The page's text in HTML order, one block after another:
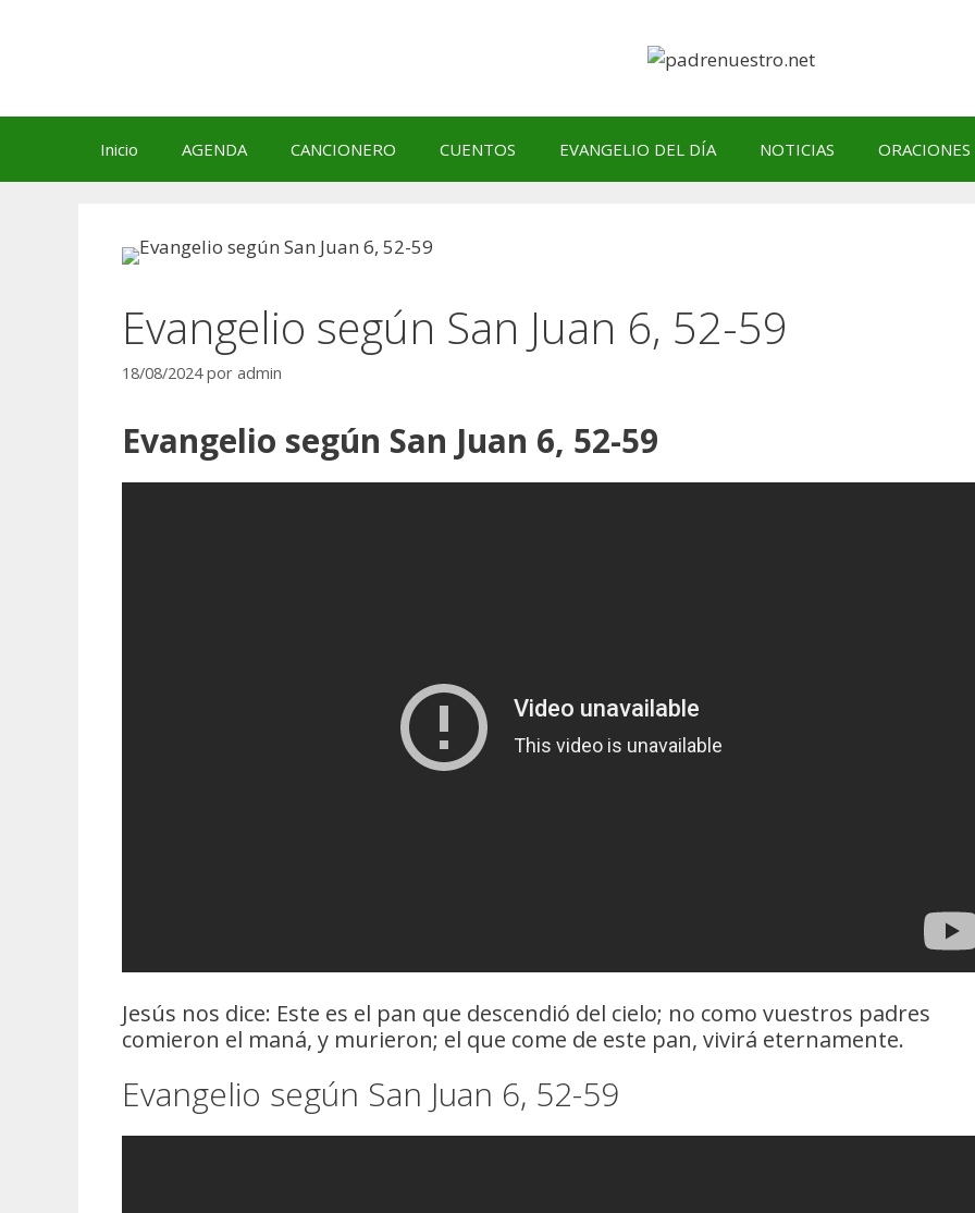
Inicio AGENDA CANCIONERO CUENTOS EVANGELIO DEL DÍA NOTICIAS ORACIONES
Evangelio según San Juan 6, 52-59
18/08/2024 por admin
Evangelio según San Juan 6, 52-59
Jesús nos dice: Este es el pan que descendió del cielo; no como vuestros padres
comieron el maná, y murieron; el que come de este pan, vivirá eternamente.
Evangelio según San Juan 6, 52-59